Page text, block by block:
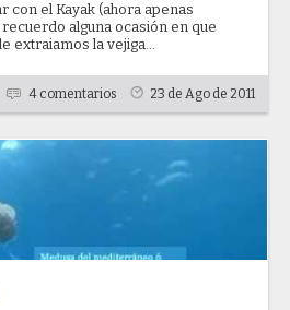
con el Kayak (ahora apenas
alguna ocasión en que
extraiamos la vejiga...
4 comentarios 23 de Ago de 2011